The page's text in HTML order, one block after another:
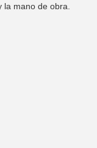
mano de obra.